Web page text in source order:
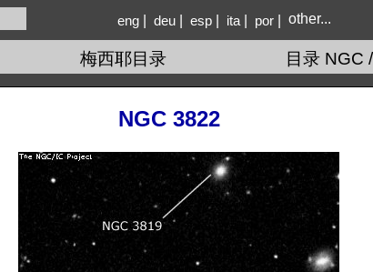
eng deu esp ita por other...
梅西耶目录 目录 NGC
NGC 3822